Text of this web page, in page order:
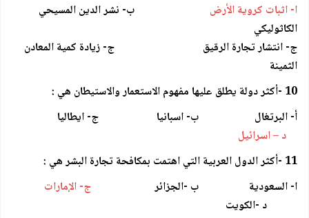
ا- اثبات كروية الأرض ب- نشر الدين المسيحي
الكاثوليكي
ج- انتشار تجارة الرقيق ج- زيادة كمية المعادن
الثمينة
10 -أكثر دولة يطلق عليها مفهوم الاستعمار والاستيطان هي :
أ- البرتغال ب- اسبانيا ج- ايطاليا
د – اسرائيل
11 -أكثر الدول العربية التي اهتمت بمكافحة تجارة البشر هي :
ا- السعودية ب -الجزائر
ج- الإمارات
د -الكويت